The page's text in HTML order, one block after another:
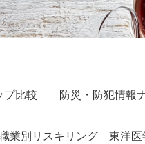
プ比較 防災・防犯情報
業別リスキリング 東洋医